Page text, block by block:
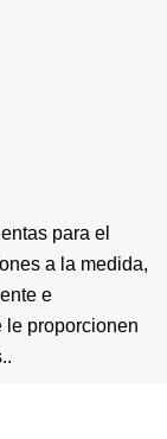
para el
a la medida,
e
le proporcionen